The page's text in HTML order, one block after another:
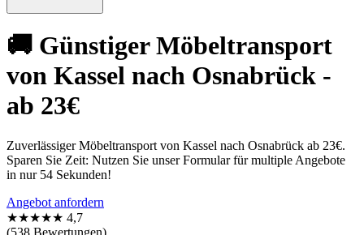
🚚 Günstiger Möbeltransport
von Kassel nach Osnabrück -
ab 23€
Zuverlässiger Möbeltransport von Kassel nach Osnabrück ab 23€.
Sparen Sie Zeit: Nutzen Sie unser Formular für multiple Angebote
in nur 54 Sekunden!
Angebot anfordern
★★★★★ 4,7
(538 Bewertungen)